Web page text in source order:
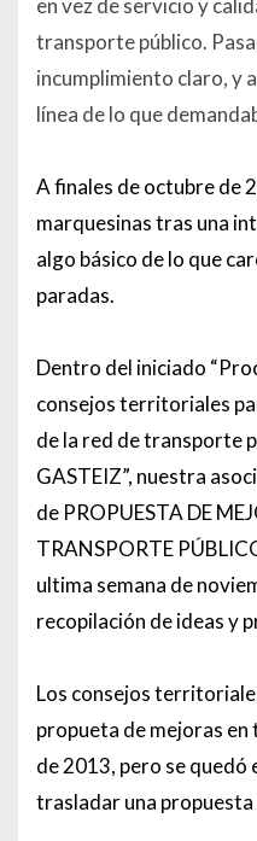
en vez de servicio y
transporte público.
incumplimiento claro, y
línea de lo que
A finales de octubre de
marquesinas tras una
algo básico de lo que
paradas.
Dentro del iniciado
consejos territoriales
de la red de transporte
GASTEIZ”, nuestra
de PROPUESTA DE
TRANSPORTE
ultima semana de
recopilación de ideas y
Los consejos
propueta de mejoras
de 2013, pero se
trasladar una propuesta